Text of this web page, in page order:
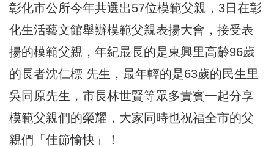
彰化市公所今年共選出57位模範父親，3日在彰
化生活藝文館舉辦模範父親表揚大會，接受表
揚的模範父親，年紀最長的是東興里高齡96歲
的長者沈仁標 先生，最年輕的是63歲的民生里
吳同原先生，市長林世賢等眾多貴賓一起分享
模範父親們的榮耀，大家同時也祝福全市的父
親們「佳節愉快」！